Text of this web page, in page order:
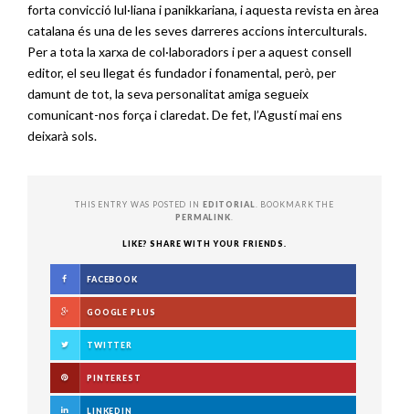
forta convicció lul·liana i panikkariana, i aquesta revista en àrea
catalana és una de les seves darreres accions interculturals.
Per a tota la xarxa de col·laboradors i per a aquest consell
editor, el seu llegat és fundador i fonamental, però, per
damunt de tot, la seva personalitat amiga segueix
comunicant-nos força i claredat. De fet, l’Agustí mai ens
deixarà sols.
THIS ENTRY WAS POSTED IN EDITORIAL
. BOOKMARK THE
PERMALINK
LIKE? SHARE WITH YOUR FRIENDS.
FACEBOOK
GOOGLE PLUS
TWITTER
PINTEREST
LINKEDIN